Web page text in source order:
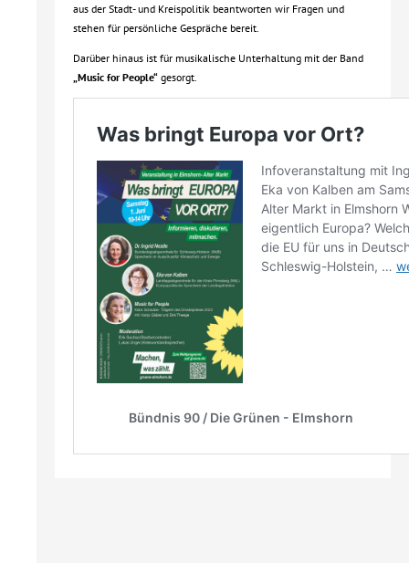
aus der Stadt- und Kreispolitik beantworten wir Fragen und
stehen für persönliche Gespräche bereit.
Darüber hinaus ist für musikalische Unterhaltung mit der Band
„Music for People“ gesorgt.